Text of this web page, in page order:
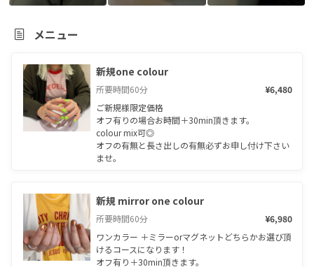
メニュー
新規one colour
所要時間60分
¥6,480
ご新規様限定価格
オフ有りの場合お時間＋30min頂きます。
colour mix可◎
オフの有無と長さ出しの有無必ずお申し付け下さい
ませ。
新規 mirror one colour
所要時間60分
¥6,980
ワンカラー ＋ミラーorマグネットどちらかお選び頂
けるコースになります！
オフ有り＋30min頂きます。